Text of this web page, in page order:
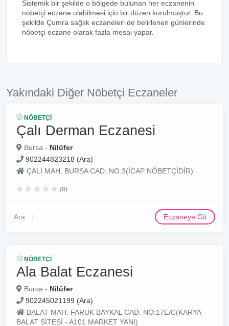
Sistemik bir şekilde o bölgede bulunan her eczanenin
nöbetçi eczane olabilmesi için bir düzen kurulmuştur. Bu
şekilde Çumra sağlık eczaneleri de belirlenen günlerinde
nöbetçi eczane olarak fazla mesai yapar.
Yakındaki Diğer Nöbetçi Eczaneler
NÖBETÇI
Çalı Derman Eczanesi
Bursa - Nilüfer
902244823218 (Ara)
ÇALI MAH. BURSA CAD. NO:3(İCAP NÖBETÇİDİR)
(0)
Ara Eczaneye Git
NÖBETÇI
Ala Balat Eczanesi
Bursa - Nilüfer
902245021199 (Ara)
BALAT MAH. FARUK BAYKAL CAD. NO:17E/C(KARYA
BALAT SİTESİ - A101 MARKET YANI)